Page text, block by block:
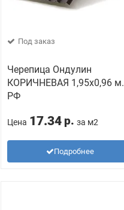
Под заказ
Черепица Ондулин
КОРИЧНЕВАЯ 1,95х0,96 м.
РФ
Цена 17.34 р. за м2
Подробнее